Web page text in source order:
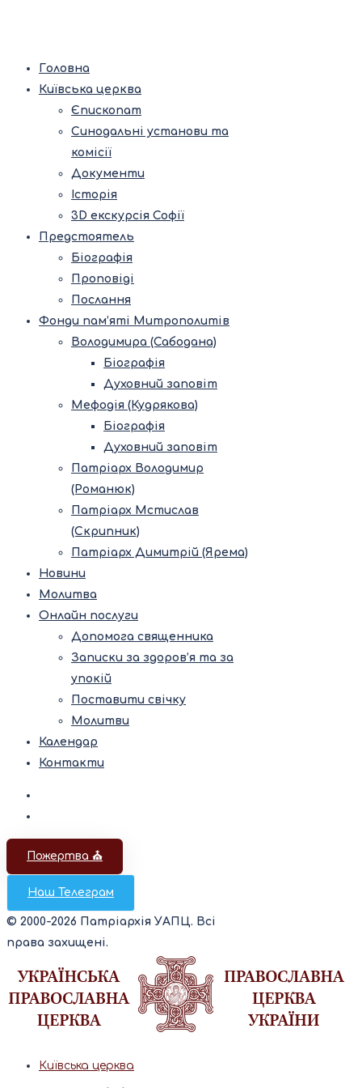
Головна
Київська церква
Єпископат
Синодальні установи та
комісії
Документи
Історія
3D екскурсія Софії
Предстоятель
Біографія
Проповіді
Послання
Фонди пам’яті Митрополитів
Володимира (Сабодана)
Біографія
Духовний заповіт
Мефодія (Кудрякова)
Біографія
Духовний заповіт
Патріарх Володимир
(Романюк)
Патріарх Мстислав
(Скрипник)
Патріарх Димитрій (Ярема)
Новини
Молитва
Онлайн послуги
Допомога священника
Записки за здоров’я та за
упокій
Поставити свічку
Молитви
Календар
Контакти
Пожертва ⛪️
Наш Телеграм
© 2000-2026 Патріархія УАПЦ. Всі
права захищені.
Київська церква